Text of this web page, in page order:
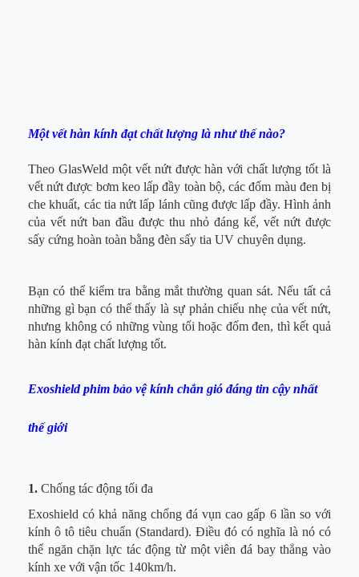
Một vết hàn kính đạt chất lượng là như thế nào?
Theo GlasWeld một vết nứt được hàn với chất lượng tốt là
vết nứt được bơm keo lấp đầy toàn bộ, các đốm màu đen bị
che khuất, các tia nứt lấp lánh cũng được lấp đầy. Hình ảnh
của vết nứt ban đầu được thu nhỏ đáng kể, vết nứt được
sấy cứng hoàn toàn bằng đèn sấy tia UV chuyên dụng.
Bạn có thể kiểm tra bằng mắt thường quan sát. Nếu tất cả
những gì bạn có thể thấy là sự phản chiếu nhẹ của vết nứt,
nhưng không có những vùng tối hoặc đốm đen, thì kết quả
hàn kính đạt chất lượng tốt.
Exoshield phim bảo vệ kính chắn gió đáng tin cậy nhất
thế giới
1. Chống tác động tối đa
Exoshield có khả năng chống đá vụn cao gấp 6 lần so với
kính ô tô tiêu chuẩn (Standard). Điều đó có nghĩa là nó có
thể ngăn chặn lực tác động từ một viên đá bay thẳng vào
kính xe với vận tốc 140km/h.